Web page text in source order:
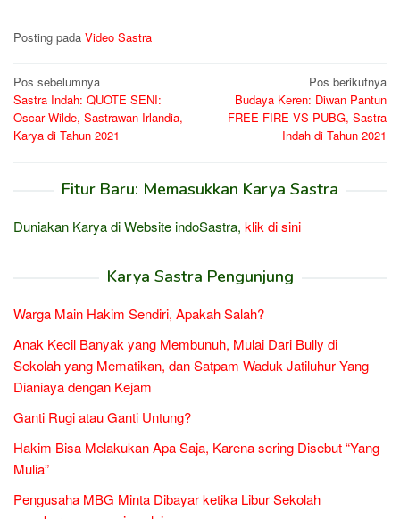
Posting pada Video Sastra
Navigasi
pos
Pos sebelumnya
Sastra Indah: QUOTE SENI:
Oscar Wilde, Sastrawan Irlandia,
Karya di Tahun 2021
Pos berikutnya
Budaya Keren: Diwan Pantun
FREE FIRE VS PUBG, Sastra
Indah di Tahun 2021
Fitur Baru: Memasukkan Karya Sastra
Duniakan Karya di Website indoSastra, klik di sini
Karya Sastra Pengunjung
Warga Main Hakim Sendiri, Apakah Salah?
Anak Kecil Banyak yang Membunuh, Mulai Dari Bully di
Sekolah yang Mematikan, dan Satpam Waduk Jatiluhur Yang
Dianiaya dengan Kejam
Ganti Rugi atau Ganti Untung?
Hakim Bisa Melakukan Apa Saja, Karena sering Disebut “Yang
Mulia”
Pengusaha MBG Minta Dibayar ketika Libur Sekolah